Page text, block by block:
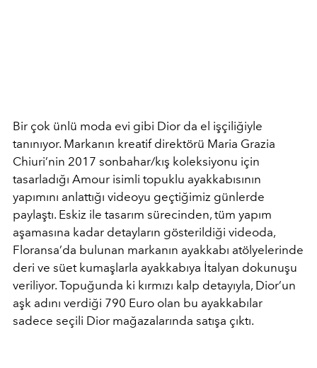
Bir çok ünlü moda evi gibi Dior da el işçiliğiyle
tanınıyor. Markanın kreatif direktörü Maria Grazia
Chiuri’nin 2017 sonbahar/kış koleksiyonu için
tasarladığı Amour isimli topuklu ayakkabısının
yapımını anlattığı videoyu geçtiğimiz günlerde
paylaştı. Eskiz ile tasarım sürecinden, tüm yapım
aşamasına kadar detayların gösterildiği videoda,
Floransa’da bulunan markanın ayakkabı atölyelerinde
deri ve süet kumaşlarla ayakkabıya İtalyan dokunuşu
veriliyor. Topuğunda ki kırmızı kalp detayıyla, Dior’un
aşk adını verdiği 790 Euro olan bu ayakkabılar
sadece seçili Dior mağazalarında satışa çıktı.